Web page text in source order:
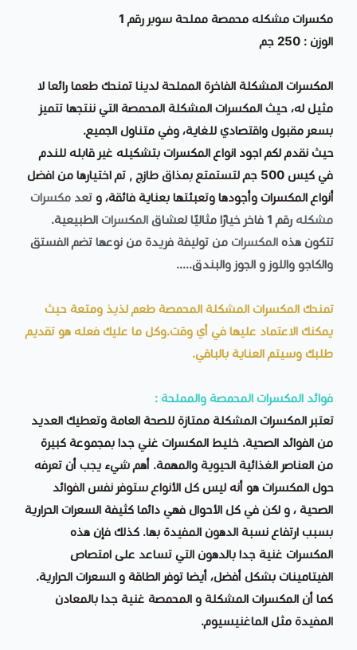
مكسرات مشكله محمصة مملحة سوبر رقم 1
الوزن : 250 جم
المكسرات المشكلة الفاخرة المملحة لدينا تمنحك طعما رائعا لا
مثيل له، حيث المكسرات المشكلة المحمصة التي ننتجها تتميز
بسعر مقبول واقتصادي للغاية، وفي متناول الجميع.
حيث نقدم لكم اجود انواع المكسرات بتشكيله غير قابله للندم
في كيس 500 جم لتستمتع بمذاق طازج , تم اختيارها من افضل
أنواع المكسرات وأجودها وتعبئتها بعناية فائقة، وتعد مكسرات
مشكله رقم 1 فاخر خيارًا مثاليًا لعشاق المكسرات الطبيعية.
تتكون هذه المكسرات من توليفة فريدة من نوعها تضم الفستق
والكاجو واللوز و الجوز والبندق.....
تمنحك المكسرات المشكلة المحمصة طعم لذيذ ومتعة حيث
يمكنك الاعتماد عليها في أي وقت.وكل ما عليك فعله هو تقديم
طلبك وسيتم العناية بالباقي.
فوائد المكسرات المحمصة والمملحة :
تعتبر المكسرات المشكلة ممتازة للصحة العامة وتعطيك العديد
من الفوائد الصحية. خليط المكسرات غني جدا بمجموعة كبيرة
من العناصر الغذائية الحيوية والمهمة. أهم شيء يجب أن تعرفه
حول المكسرات هو أنه ليس كل الأنواع ستوفر نفس الفوائد
الصحية ، و لكن في كل الأحوال فهي دائما كثيفة السعرات الحرارية
بسبب ارتفاع نسبة الدهون المفيدة بها. كذلك فإن هذه
المكسرات غنية جدا بالدهون التي تساعد على امتصاص
الفيتامينات بشكل أفضل، أيضا توفر الطاقة و السعرات الحرارية.
كما أن المكسرات المشكلة و المحمصة غنية جدا بالمعادن
المفيدة مثل الماغنيسيوم.